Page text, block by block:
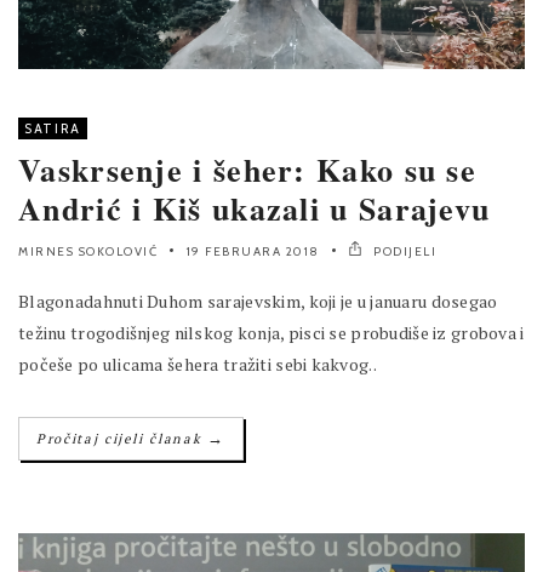
SATIRA
Vaskrsenje i šeher: Kako su se
Andrić i Kiš ukazali u Sarajevu
MIRNES SOKOLOVIĆ 19 FEBRUARA 2018 PODIJELI
Blagonadahnuti Duhom sarajevskim, koji je u januaru dosegao
težinu trogodišnjeg nilskog konja, pisci se probudiše iz grobova i
počeše po ulicama šehera tražiti sebi kakvog..
Pročitaj cijeli članak →